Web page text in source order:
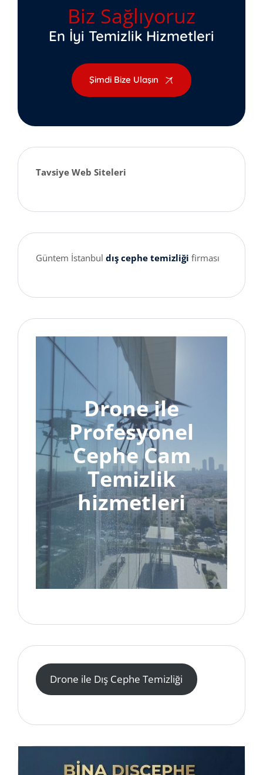
Biz Sağlıyoruz
En İyi Temizlik Hizmetleri
Şimdi Bize Ulaşın
Tavsiye Web Siteleri
Güntem İstanbul dış cephe temizliği firması
Drone ile
Profesyonel
Cephe Cam
Temizlik
hizmetleri
Drone ile Dış Cephe Temizliği